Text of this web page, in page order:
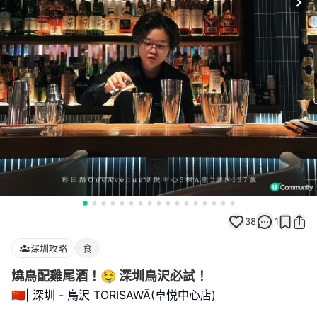
38 1
深圳攻略 食
燒鳥配雞尾酒！🤤 深圳鳥沢必試！
🇨🇳| 深圳 - 鳥沢 TORISAWĀ(卓悦中心店)